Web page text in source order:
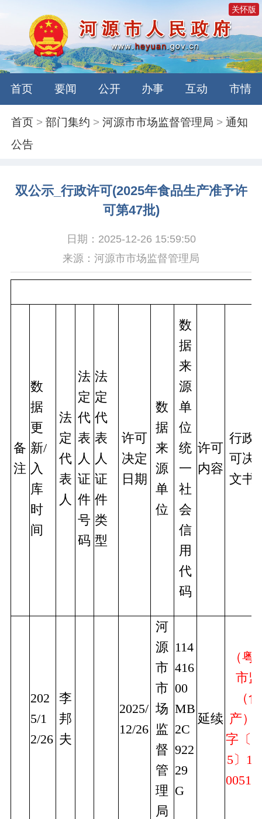
关怀版
首页 要闻 公开 办事 互动 市情
首页 >部门集约 >河源市市场监督管理局 >通知
公告
双公示_行政许可(2025年食品生产准予许
可第47批)
日期：2025-12-26 15:59:50
来源：河源市市场监督管理局
备
注
数
据
更
新/
入
库
时
间
法
定
代
表
人
法
定
代
表
人
证
件
号
码
法
定
代
表
人
证
件
类
型
许可
决定
日期
数
据
来
源
单
位
数
据
来
源
单
位
统
一
社
会
信
用
代
码
许可
内容
行政
可决
文书
202
5/1
2/26
李
邦
夫
2025/
12/26
河
源
市
市
场
监
督
管
理
局
114
416
00
MB
2C
922
29
G
延续
（粤
市监
（食
产）
字〔
5〕
00512